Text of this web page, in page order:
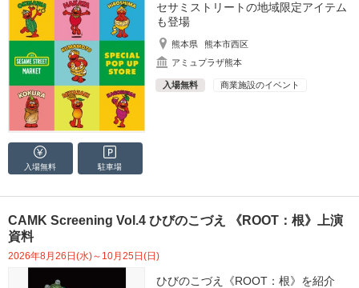
セサミストリートの地域限定アイテム
も登場
熊本県
熊本市西区
アミュプラザ熊本
入場無料 商業施設のイベント
入場無料 駐車場
CAMK Screening Vol.4 ひびのこづえ 《ROOT：根》上演
資料
2026年8月26日(水)～10月25日(日)
ひびのこづえ《ROOT：根》を紹介